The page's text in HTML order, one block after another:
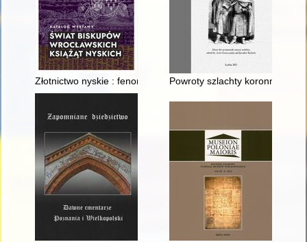
Złotnictwo nyskie : fenomen śląskiego rzemiosła artystycznego
Powroty szlachty koronnej na